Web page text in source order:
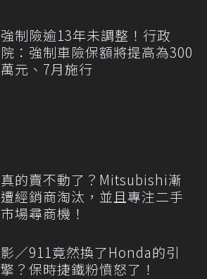
強制險逾13年未調整！行政
院：強制車險保額將提高為300
萬元、7月施行
真的賣不動了？Mitsubishi漸
遭經銷商淘汰，並且專注二手
市場尋商機！
影／911竟然換了Honda的引
擎？保時捷鐵粉憤怒了！